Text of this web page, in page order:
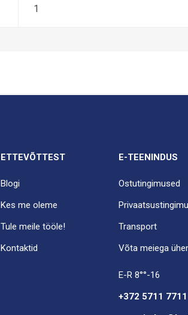
1
ETTEVÕTTEST
Blogi
Kes me oleme
Tule meile tööle!
Kontaktid
E-TEENINDUS
Ostutingimused
Transport
Võta meiega
E-R 8°°-16
+372 5711 7711